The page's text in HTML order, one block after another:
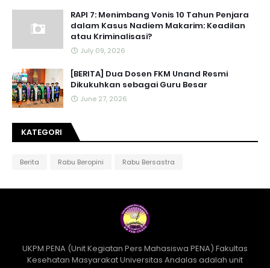
RAPI 7: Menimbang Vonis 10 Tahun Penjara
dalam Kasus Nadiem Makarim: Keadilan
atau Kriminalisasi?
July 09, 2026
[BERITA] Dua Dosen FKM Unand Resmi
Dikukuhkan sebagai Guru Besar
June 27, 2026
KATEGORI
Berita Rabu Beropini Rabu Bersastra
UKPM PENA (Unit Kegiatan Pers Mahasiswa PENA) Fakultas
Kesehatan Masyarakat Universitas Andalas adalah unit